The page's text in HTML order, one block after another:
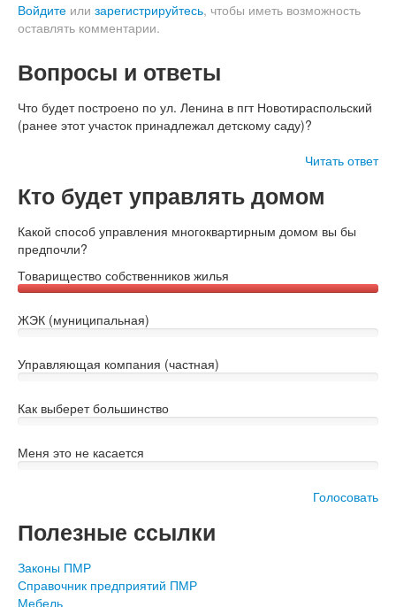
Войдите или зарегистрируйтесь, чтобы иметь возможность
оставлять комментарии.
Вопросы и ответы
Что будет построено по ул. Ленина в пгт Новотираспольский
(ранее этот участок принадлежал детскому саду)?
Читать ответ
Кто будет управлять домом
Какой способ управления многоквартирным домом вы бы
предпочли?
Товарищество собственников жилья
ЖЭК (муниципальная)
Управляющая компания (частная)
Как выберет большинство
Меня это не касается
Голосовать
Полезные ссылки
Законы ПМР
Справочник предприятий ПМР
Мебель